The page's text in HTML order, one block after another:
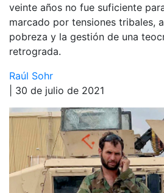
veinte años no fue suficiente
marcado por tensiones tribales,
pobreza y la gestión de una
retrograda.
Raúl Sohr
| 30 de julio de 2021